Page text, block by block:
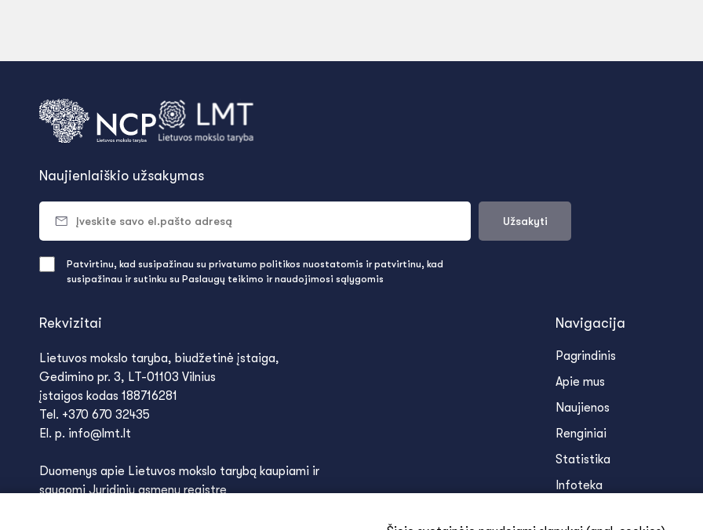
Rekvizitai
Lietuvos mokslo taryba, biudžetinė įstaiga,
Gedimino pr. 3, LT-01103 Vilnius
įstaigos kodas 188716281
Tel. +370 670 32435
El. p. info@lmt.lt
Duomenys apie Lietuvos mokslo tarybą kaupiami ir
saugomi Juridinių asmenų registre
Navigacija
Pagrindinis
Apie mus
Naujienos
Renginiai
Statistika
Infoteka
Naujienlaiškio užsakymas
Užsakyti
Patvirtinu, kad susipažinau su privatumo politikos nuostatomis ir patvirtinu, kad
susipažinau ir sutinku su Paslaugų teikimo ir naudojimosi sąlygomis